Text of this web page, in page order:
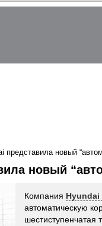
представила новый
новый
Компания Hyundai
автоматическую
шестиступенчатая